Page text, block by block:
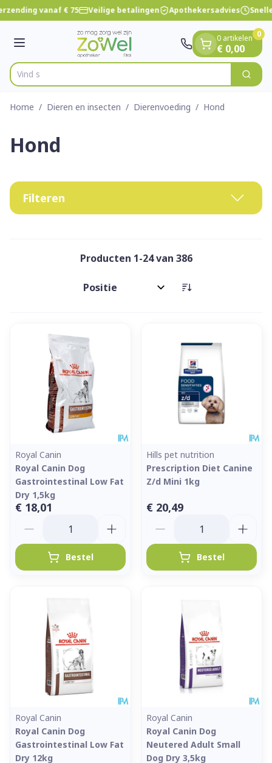
Ga naar de inhoud
1 van 1vanaf € 75 Veilige betalingen Apothekersadvies
Menu
Product, merk, categorie...
Vind snel wondve Zoek
0 artikelen
€ 0,00
0
Home / Dieren en insecten / Dierenvoeding / Hond
Hond
Filteren
Producten 1-24van 386
Sorteer op:
Royal Canin
Royal Canin Dog
Gastrointestinal Low Fat
Dry 1,5kg
€ 18,01
Bestel
Hills pet nutrition
Prescription Diet Canine
Z/d Mini 1kg
€ 20,49
Bestel
Royal Canin
Royal Canin Dog
Gastrointestinal Low Fat
Dry 12kg
Royal Canin
Royal Canin Dog
Neutered Adult Small
Dog Dry 3,5kg